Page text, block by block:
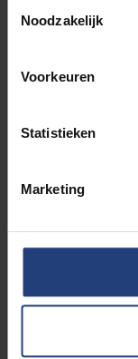
Noodzakelijk
Voorkeuren
Statistieken
Marketing
die